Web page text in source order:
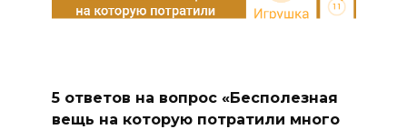
5 ответов на вопрос «Бесполезная
вещь на которую потратили много